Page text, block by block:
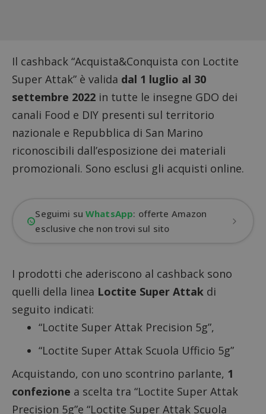
Il cashback “Acquista&Conquista con Loctite
Super Attak” è valida dal 1 luglio al 30
settembre 2022 in tutte le insegne GDO dei
canali Food e DIY presenti sul territorio
nazionale e Repubblica di San Marino
riconoscibili dall’esposizione dei materiali
promozionali. Sono esclusi gli acquisti online.
Seguimi suWhatsApp: offerte Amazon
esclusive che non trovi sul sito
I prodotti che aderiscono al cashback sono
quelli della linea Loctite Super Attak di
seguito indicati:
“Loctite Super Attak Precision 5g”,
“Loctite Super Attak Scuola Ufficio 5g”
Acquistando, con uno scontrino parlante, 1
confezione a scelta tra “Loctite Super Attak
Precision 5g”e “Loctite Super Attak Scuola